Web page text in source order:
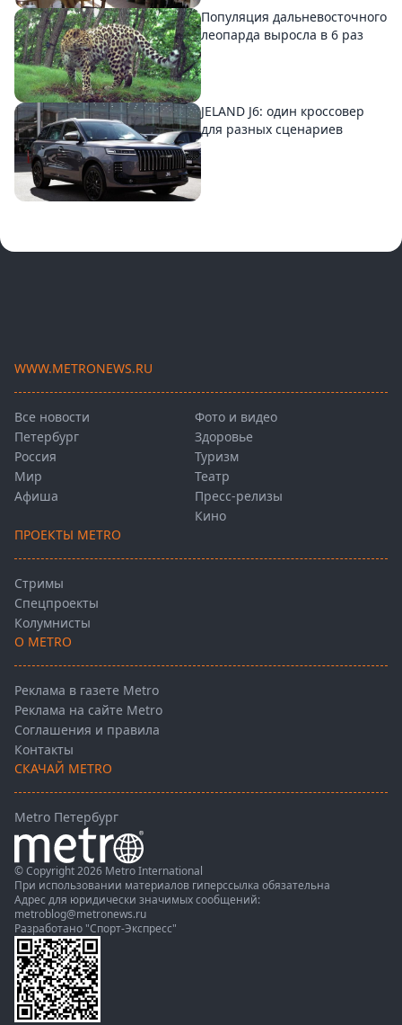
Популяция дальневосточного
леопарда выросла в 6 раз
JELAND J6: один кроссовер
для разных сценариев
WWW.METRONEWS.RU
Все новости
Петербург
Россия
Мир
Афиша
Фото и видео
Здоровье
Туризм
Театр
Пресс-релизы
Кино
ПРОЕКТЫ METRO
Стримы
Спецпроекты
Колумнисты
О METRO
Реклама в газете Metro
Реклама на сайте Metro
Соглашения и правила
Контакты
СКАЧАЙ METRO
Metro Петербург
© Copyright 2026 Metro International
При использовании материалов гиперссылка обязательна
Адрес для юридически значимых сообщений:
metroblog@metronews.ru
Разработано "Спорт-Экспресс"